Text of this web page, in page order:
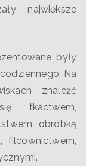
największe
były
Na
znaleźć
tkactwem,
obróbką
filcownictwem,